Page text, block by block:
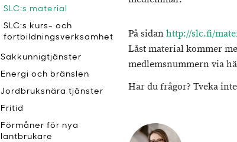
På sidanhttp://slc.fi/
Låst material kommer
medlemsnummern via
Har du frågor? Tveka
SLC:s material
SLC:s kurs- och
fortbildningsverksamhet
Sakkunnigtjänster
Energi och bränslen
Jordbruksnära tjänster
Fritid
Förmåner för nya
lantbrukare